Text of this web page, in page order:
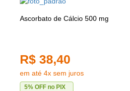
Ascorbato de Cálcio 500 mg
R$ 38,40
em até 4x sem juros
5% OFF no PIX